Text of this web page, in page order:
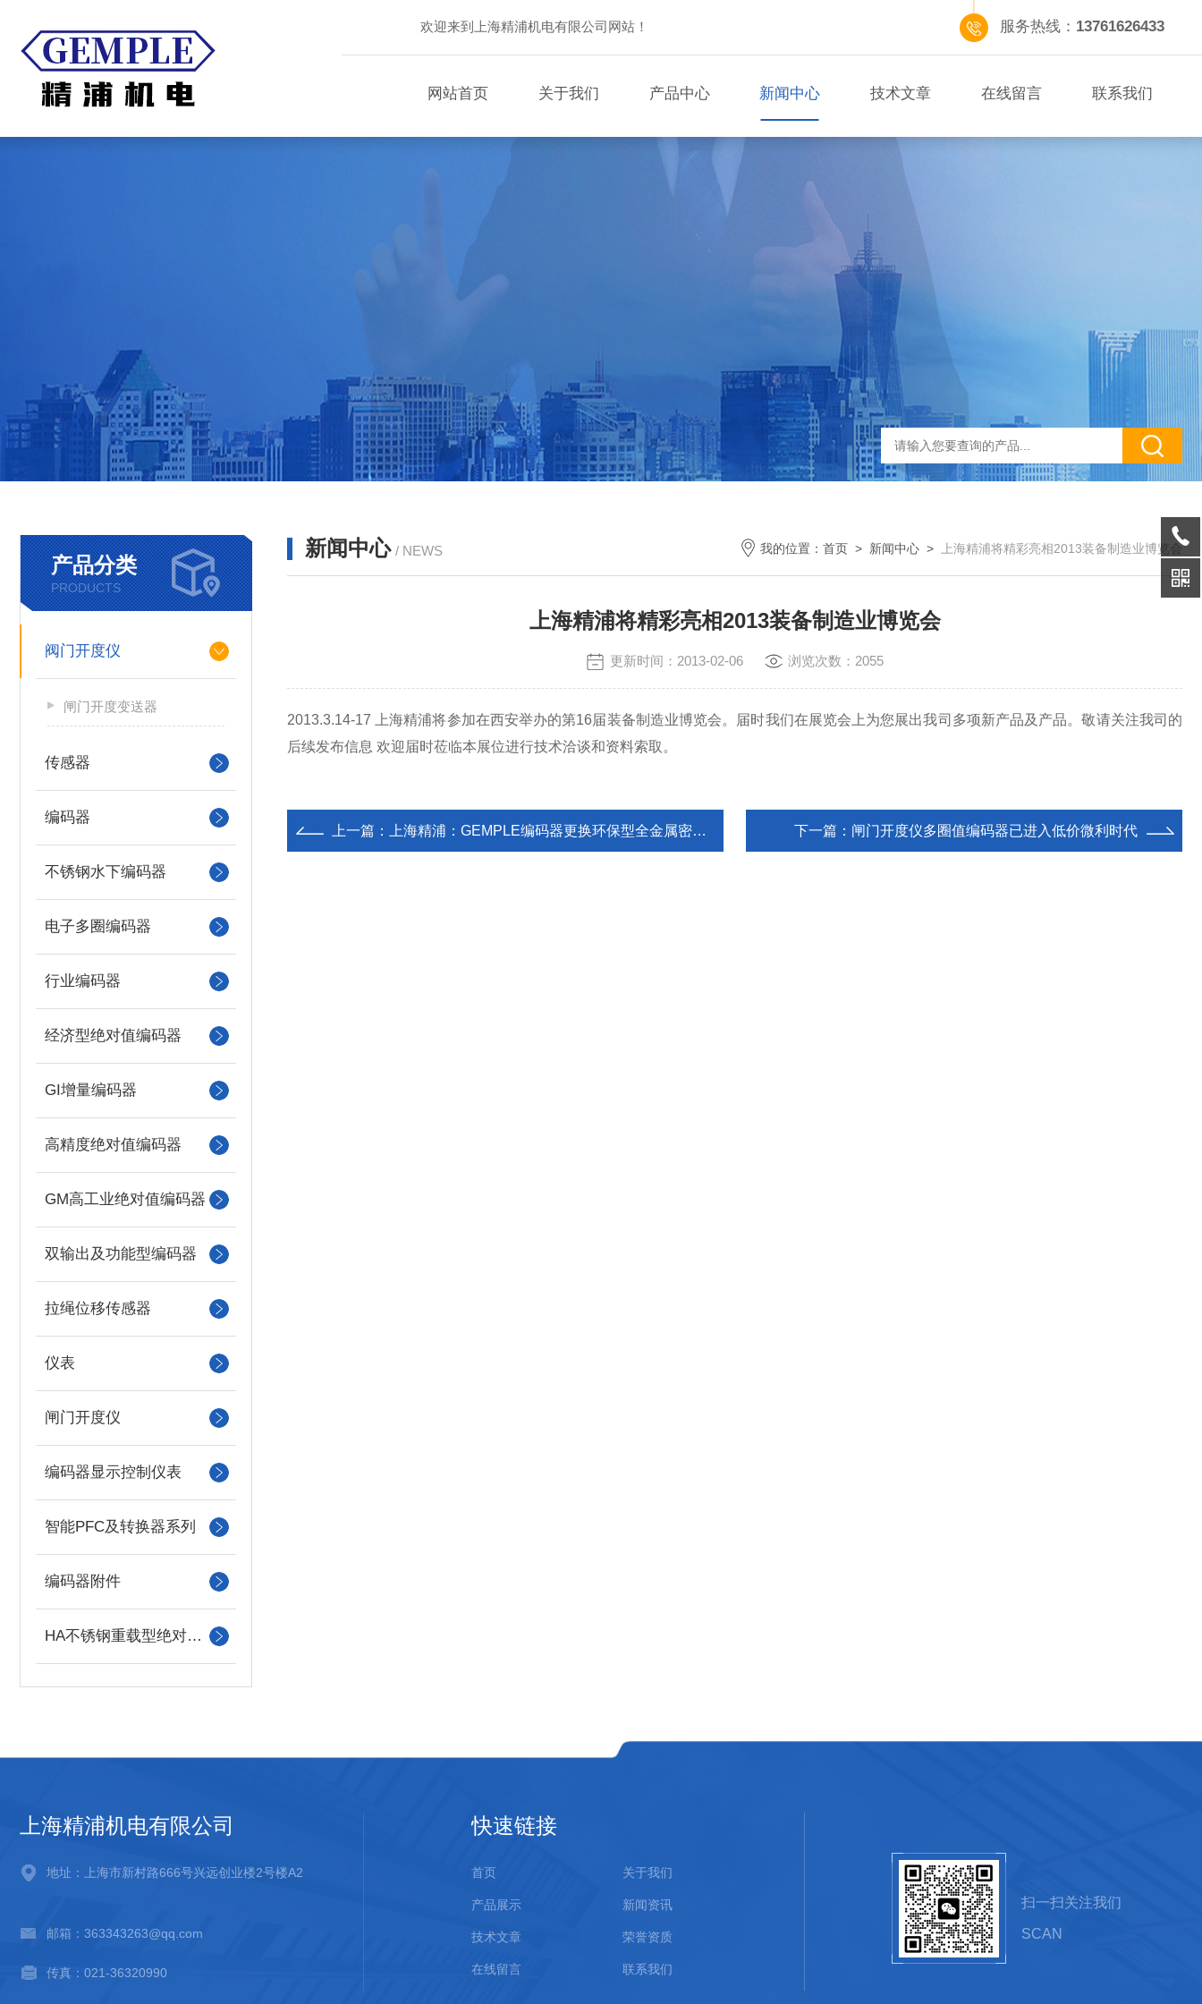
欢迎来到上海精浦机电有限公司网站！ 服务热线： 13761626433
网站首页 关于我们 产品中心 新闻中心 技术文章 在线留言 联系我们
产品分类
PRODUCTS
阀门开度仪
闸门开度变送器
传感器
编码器
不锈钢水下编码器
电子多圈编码器
行业编码器
经济型绝对值编码器
GI增量编码器
高精度绝对值编码器
GM高工业绝对值编码器
双输出及功能型编码器
拉绳位移传感器
仪表
闸门开度仪
编码器显示控制仪表
智能PFC及转换器系列
编码器附件
HA不锈钢重载型绝对值编码器
新闻中心 / NEWS 我的位置： 首页 > 新闻中心 > 上海精浦将精彩亮相2013装备制造业博览会
上海精浦将精彩亮相2013装备制造业博览会
更新时间：2013-02-06 浏览次数：2055
2013.3.14-17 上海精浦将参加在西安举办的第16届装备制造业博览会。届时我们在展览会上为您展出我司多项新产品及产品。敬请关注我司的
后续发布信息 欢迎届时莅临本展位进行技术洽谈和资料索取。
上一篇： 上海精浦：GEMPLE编码器更换环保型全金属密封新外壳 下一篇： 闸门开度仪多圈值编码器已进入低价微利时代
上海精浦机电有限公司
地址：上海市新村路666号兴远创业楼2号楼A2
邮箱：363343263@qq.com
传真：021-36320990
快速链接
首页 关于我们
产品展示 新闻资讯
技术文章 荣誉资质
在线留言 联系我们
扫一扫关注我们
SCAN